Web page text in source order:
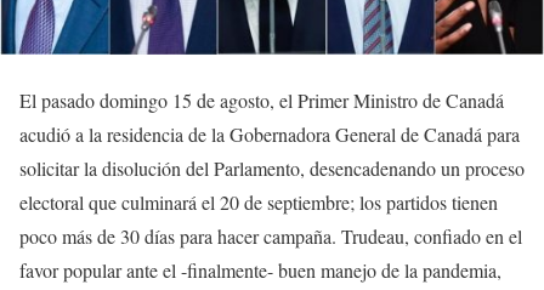
El pasado domingo 15 de agosto, el Primer Ministro de Canadá
acudió a la residencia de la Gobernadora General de Canadá para
solicitar la disolución del Parlamento, desencadenando un proceso
electoral que culminará el 20 de septiembre; los partidos tienen
poco más de 30 días para hacer campaña. Trudeau, confiado en el
favor popular ante el -finalmente- buen manejo de la pandemia,